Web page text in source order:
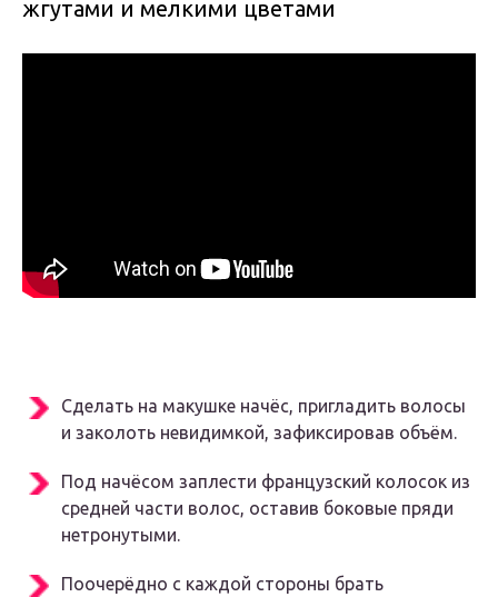
жгутами и мелкими цветами
Сделать на макушке начёс, пригладить волосы
и заколоть невидимкой, зафиксировав объём.
Под начёсом заплести французский колосок из
средней части волос, оставив боковые пряди
нетронутыми.
Поочерёдно с каждой стороны брать